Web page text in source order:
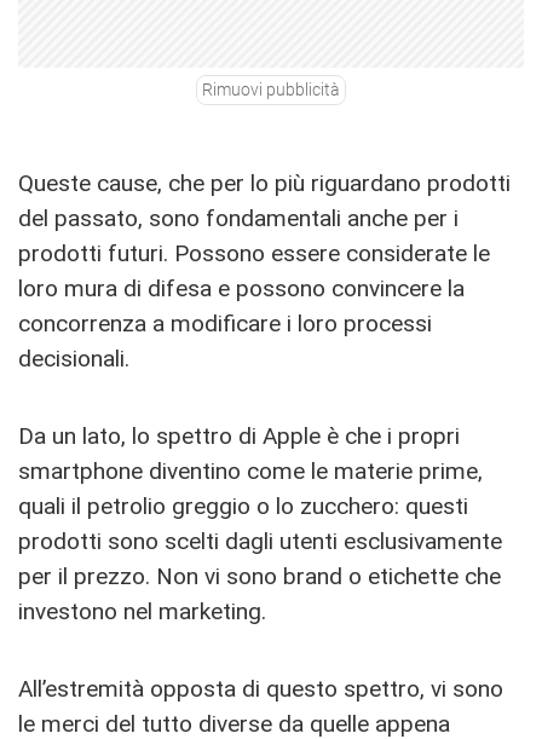
Rimuovi pubblicità
Queste cause, che per lo più riguardano prodotti
del passato, sono fondamentali anche per i
prodotti futuri. Possono essere considerate le
loro mura di difesa e possono convincere la
concorrenza a modificare i loro processi
decisionali.
Da un lato, lo spettro di Apple è che i propri
smartphone diventino come le materie prime,
quali il petrolio greggio o lo zucchero: questi
prodotti sono scelti dagli utenti esclusivamente
per il prezzo. Non vi sono brand o etichette che
investono nel marketing.
All’estremità opposta di questo spettro, vi sono
le merci del tutto diverse da quelle appena